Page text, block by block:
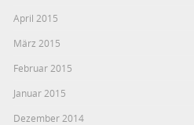
April 2015
März 2015
Februar 2015
Januar 2015
Dezember 2014